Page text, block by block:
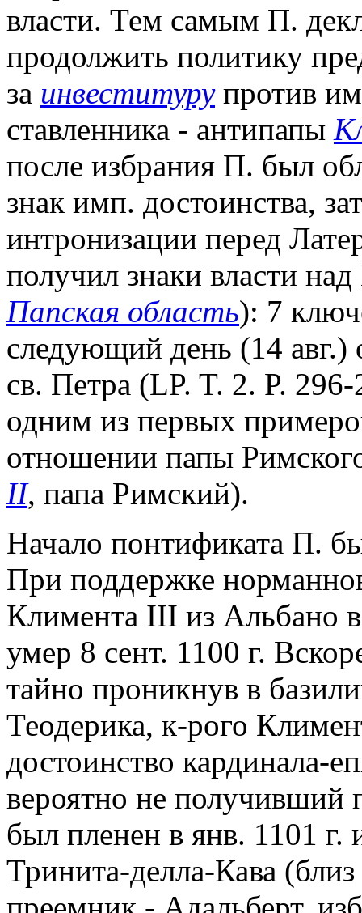
власти. Тем самым П.
продолжить политику
за инвеститурупротив
ставленника - антипапы
после избрания П. был
знак имп. достоинства,
интронизации перед
получил знаки власти
Папская область): 7
следующий день (14 авг.)
св. Петра (LP. T. 2. P.
одним из первых
отношении папы
II, папа Римский).
Начало понтификата П.
При поддержке
Климента III из Альбано в
умер 8 сент. 1100 г.
тайно проникнув в
Теодерика, к-рого
достоинство кардинала-
вероятно не получивший
был пленен в янв. 1101 г.
Тринита-делла-Кава